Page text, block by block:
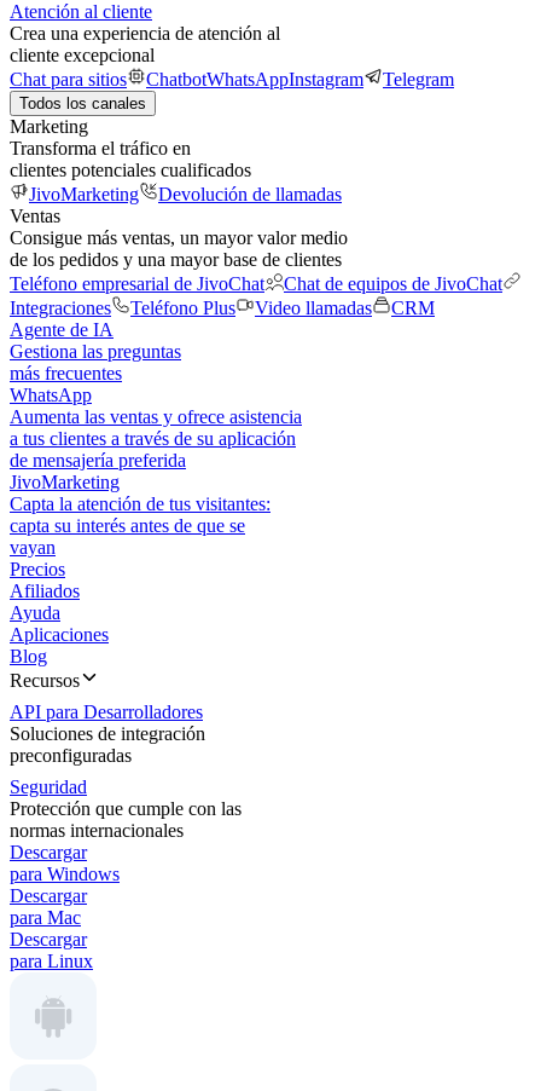
Atención al cliente
Crea una experiencia de atención al
cliente excepcional
Chat para sitios
ChatbotWhatsAppInstagram Telegram
Todos los canales
Marketing
Transforma el tráfico en
clientes potenciales cualificados
JivoMarketing
Devolución de llamadas
Ventas
Consigue más ventas, un mayor valor medio
de los pedidos y una mayor base de clientes
Teléfono empresarial de JivoChat
Chat de equipos de JivoChat
Integraciones
Teléfono Plus Video llamadas
CRM
Agente de IA
Gestiona las preguntas
más frecuentes
WhatsApp
Aumenta las ventas y ofrece asistencia
a tus clientes a través de su aplicación
de mensajería preferida
JivoMarketing
Capta la atención de tus visitantes:
capta su interés antes de que se
vayan
Precios
Afiliados
Ayuda
Aplicaciones
Blog
Recursos
API para Desarrolladores
Soluciones de integración
preconfiguradas
Seguridad
Protección que cumple con las
normas internacionales
Descargar
para Windows
Descargar
para Mac
Descargar
para Linux